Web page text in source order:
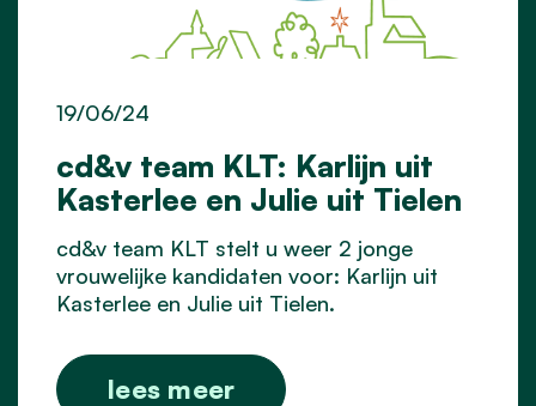
cd&v team KLT: Karlijn uit
Kasterlee en Julie uit Tielen
19/06/24
cd&v team KLT stelt u weer 2 jonge
vrouwelijke kandidaten voor: Karlijn uit
Kasterlee en Julie uit Tielen.
lees meer